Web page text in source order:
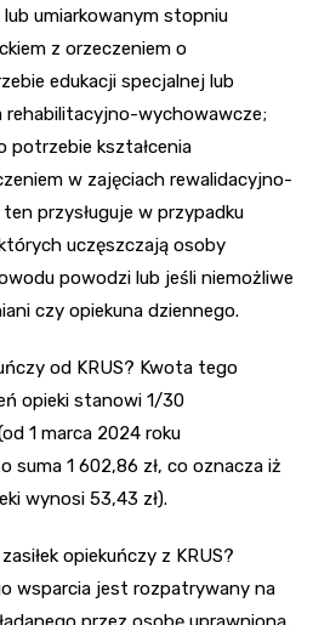
umiarkowanym stopniu
z orzeczeniem o
edukacji specjalnej lub
rehabilitacyjno-wychowawcze;
potrzebie kształcenia
w zajęciach rewalidacyjno-
przysługuje w przypadku
uczęszczają osoby
powodzi lub jeśli niemożliwe
czy opiekuna dziennego.
od KRUS? Kwota tego
opieki stanowi 1/30
1 marca 2024 roku
1 602,86 zł, co oznacza iż
wynosi 53,43 zł).
opiekuńczy z KRUS?
wsparcia jest rozpatrywany na